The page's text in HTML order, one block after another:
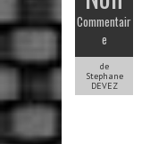
Commentair
e
de
Stephane
DEVEZ